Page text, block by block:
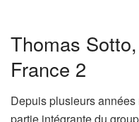
Thomas
France 2
Depuis plusieurs
partie intégrante du